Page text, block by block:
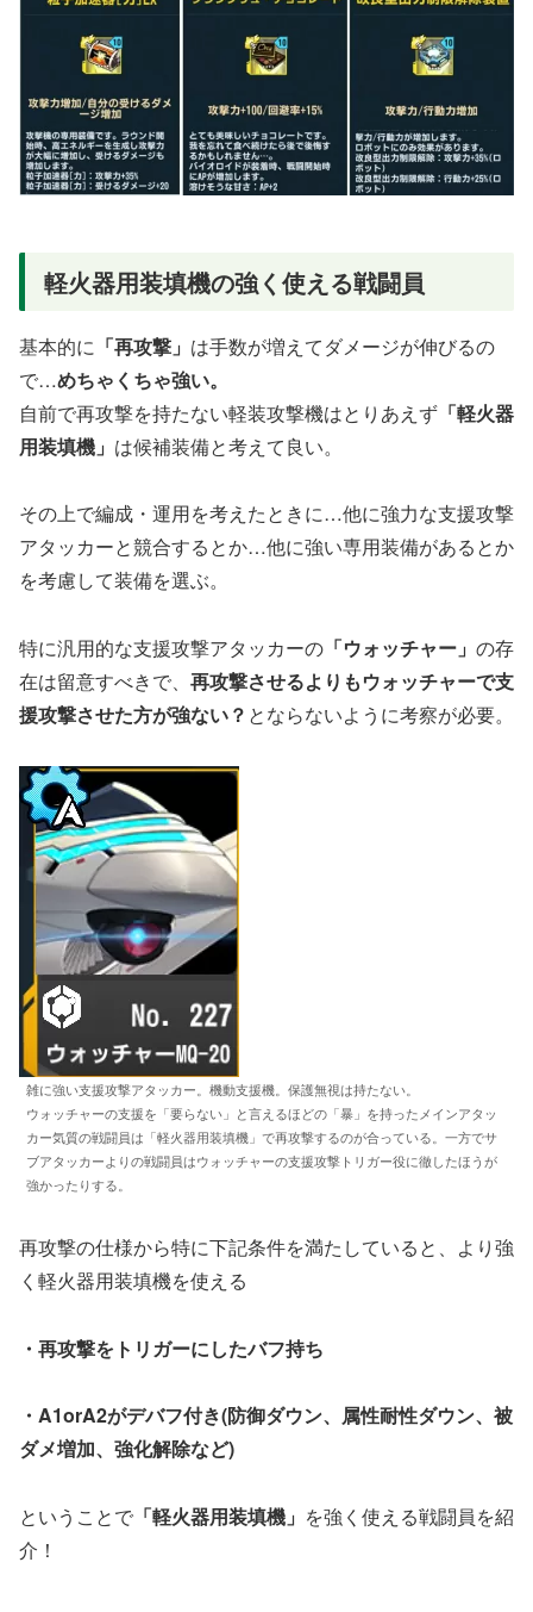
軽火器用装填機の強く使える戦闘員
基本的に 「再攻撃」 は手数が増えてダメージが伸びるの
で…めちゃくちゃ強い。
自前で再攻撃を持たない軽装攻撃機はとりあえず 「軽火器
用装填機」 は候補装備と考えて良い。
その上で編成・運用を考えたときに…他に強力な支援攻撃
アタッカーと競合するとか…他に強い専用装備があるとか
を考慮して装備を選ぶ。
特に汎用的な支援攻撃アタッカーの 「ウォッチャー」 の存
在は留意すべきで、 再攻撃させるよりもウォッチャーで支
援攻撃させた方が強ない？ とならないように考察が必要。
雑に強い支援攻撃アタッカー。機動支援機。保護無視は持たない。
ウォッチャーの支援を「要らない」と言えるほどの「暴」を持ったメインアタッ
カー気質の戦闘員は「軽火器用装填機」で再攻撃するのが合っている。一方でサ
ブアタッカーよりの戦闘員はウォッチャーの支援攻撃トリガー役に徹したほうが
強かったりする。
再攻撃の仕様から特に下記条件を満たしていると、より強
く軽火器用装填機を使える
・再攻撃をトリガーにしたバフ持ち
・A1orA2がデバフ付き(防御ダウン、属性耐性ダウン、被
ダメ増加、強化解除など)
ということで 「軽火器用装填機」 を強く使える戦闘員を紹
介！